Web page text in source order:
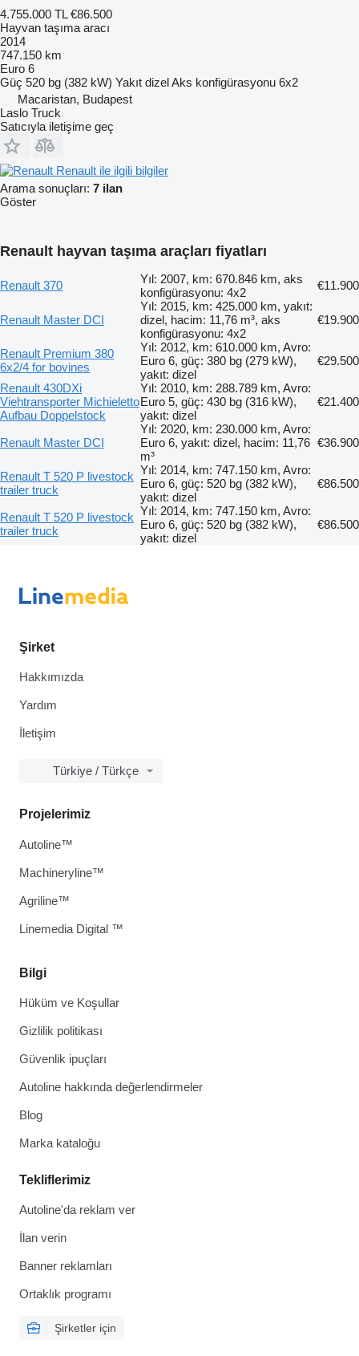
4.755.000 TL €86.500
Hayvan taşıma aracı
2014
747.150 km
Euro 6
Güç 520 bg (382 kW) Yakıt dizelAks konfigürasyonu 6x2
Macaristan, Budapest
Laslo Truck
Satıcıyla iletişime geç
Renault ile ilgili bilgiler
Arama sonuçları: 7 ilan
Göster
Renault hayvan taşıma araçları fiyatları
Renault 370
Yıl: 2007, km: 670.846 km, aks
konfigürasyonu: 4x2
€11.900
Renault Master DCI
Yıl: 2015, km: 425.000 km, yakıt:
dizel, hacim: 11,76 m³, aks
konfigürasyonu: 4x2
€19.900
Renault Premium 380
6x2/4 for bovines
Yıl: 2012, km: 610.000 km, Avro:
Euro 6, güç: 380 bg (279 kW),
yakıt: dizel
€29.500
Renault 430DXi
Viehtransporter Michieletto
Aufbau Doppelstock
Yıl: 2010, km: 288.789 km, Avro:
Euro 5, güç: 430 bg (316 kW),
yakıt: dizel
€21.400
Renault Master DCI
Yıl: 2020, km: 230.000 km, Avro:
Euro 6, yakıt: dizel, hacim: 11,76
m³
€36.900
Renault T 520 P livestock
trailer truck
Yıl: 2014, km: 747.150 km, Avro:
Euro 6, güç: 520 bg (382 kW),
yakıt: dizel
€86.500
Renault T 520 P livestock
trailer truck
Yıl: 2014, km: 747.150 km, Avro:
Euro 6, güç: 520 bg (382 kW),
yakıt: dizel
€86.500
Şirket
Hakkımızda
Yardım
İletişim
Türkiye / Türkçe
Bilgi
Hüküm ve Koşullar
Gizlilik politikası
Güvenlik ipuçları
Autoline hakkında değerlendirmeler
Blog
Marka kataloğu
Tekliflerimiz
Autoline'da reklam ver
İlan verin
Banner reklamları
Ortaklık programı
Şirketler için
Projelerimiz
Autoline™
Machineryline™
Agriline™
Linemedia Digital ™